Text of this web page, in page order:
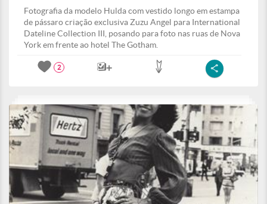
Fotografia da modelo Hulda com vestido longo em estampa
de pássaro criação exclusiva Zuzu Angel para International
Dateline Collection III, posando para foto nas ruas de Nova
York em frente ao hotel The Gotham.
2